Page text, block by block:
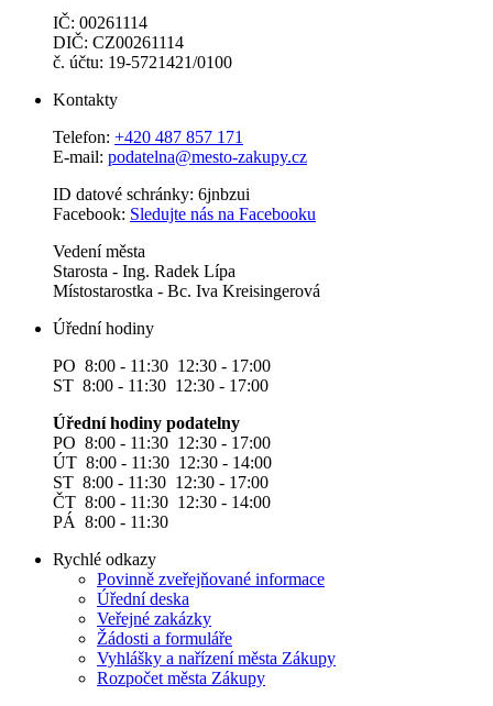
IČ: 00261114
DIČ: CZ00261114
č. účtu: 19-5721421/0100
Kontakty
Telefon: +420 487 857 171
E-mail: podatelna@mesto-zakupy.cz
ID datové schránky: 6jnbzui
Facebook: Sledujte nás na Facebooku
Vedení města
Starosta - Ing. Radek Lípa
Místostarostka - Bc. Iva Kreisingerová
Úřední hodiny
PO 8:00 - 11:30 12:30 - 17:00
ST 8:00 - 11:30 12:30 - 17:00
Úřední hodiny podatelny
PO 8:00 - 11:30 12:30 - 17:00
ÚT 8:00 - 11:30 12:30 - 14:00
ST 8:00 - 11:30 12:30 - 17:00
ČT 8:00 - 11:30 12:30 - 14:00
PÁ 8:00 - 11:30
Rychlé odkazy
Povinně zveřejňované informace
Úřední deska
Veřejné zakázky
Žádosti a formuláře
Vyhlášky a nařízení města Zákupy
Rozpočet města Zákupy